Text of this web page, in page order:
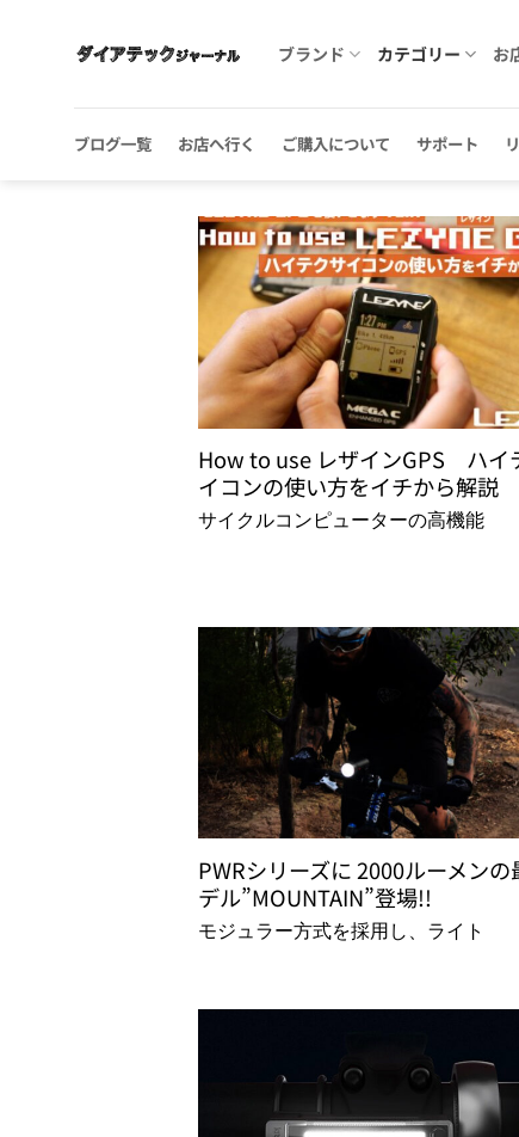
ブランド カテゴリー お
ブログ一覧 お店へ行く ご購入について サポート
How to use レザインGPS ハイ
イコンの使い方をイチから解説
サイクルコンピューターの高機能
PWRシリーズに 2000ルーメンの
デル”MOUNTAIN”登場!!
モジュラー方式を採用し、ライト